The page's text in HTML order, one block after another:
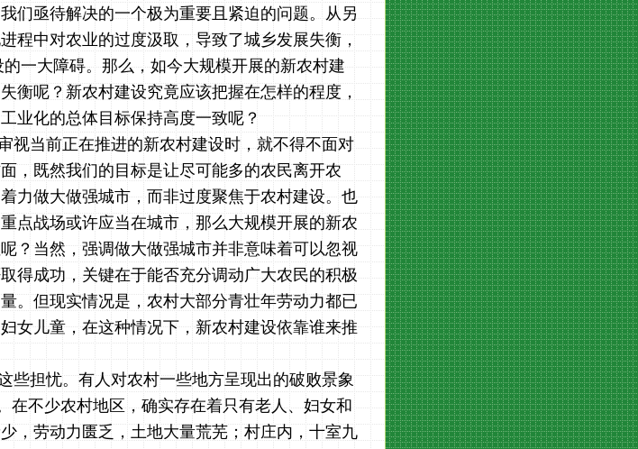
们亟待解决的一个极为重要且紧迫的问题。从另
程中对农业的过度汲取，导致了城乡发展失衡，
一大障碍。那么，如今大规模开展的新农村建
衡呢？新农村建设究竟应该把握在怎样的程度，
业化的总体目标保持高度一致呢？
视当前正在推进的新农村建设时，就不得不面对
，既然我们的目标是让尽可能多的农民离开农
力做大做强城市，而非过度聚焦于农村建设。也
点战场或许应当在城市，那么大规模开展的新农
？当然，强调做大做强城市并非意味着可以忽视
得成功，关键在于能否充分调动广大农民的积极
。但现实情况是，农村大部分青壮年劳动力都已
女儿童，在这种情况下，新农村建设依靠谁来推
些担忧。有人对农村一些地方呈现出的破败景象
在不少农村地区，确实存在着只有老人、妇女和
，劳动力匮乏，土地大量荒芜；村庄内，十室九